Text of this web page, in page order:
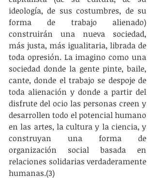
ideología, de sus costumbres, de su
forma de trabajo alienado)
construirán una nueva sociedad,
más justa, más igualitaria, librada de
toda opresión. La imagino como una
sociedad donde la gente pinte, baile,
cante, donde el trabajo se despoje de
toda alienación y donde a partir del
disfrute del ocio las personas creen y
desarrollen todo el potencial humano
en las artes, la cultura y la ciencia, y
construyan una forma de
organización social basada en
relaciones solidarias verdaderamente
humanas.(3)